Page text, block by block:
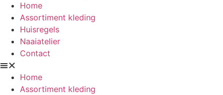
Home
Assortiment kleding
Huisregels
Naaiatelier
Contact
Home
Assortiment kleding